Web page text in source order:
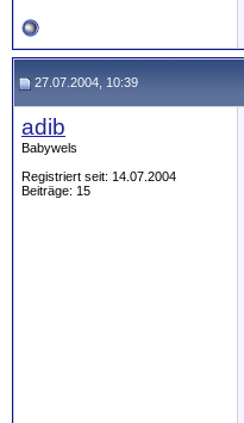
27.07.2004, 10:39
adib
Babywels
Registriert seit: 14.07.2004
Beiträge: 15